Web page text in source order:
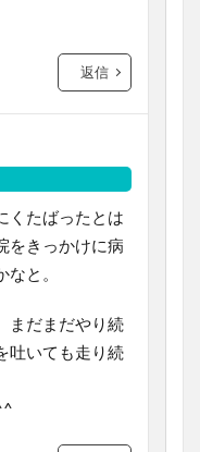
返信
くたばったとは
をきっかけに病
と。
まだまだやり続
吐いても走り続